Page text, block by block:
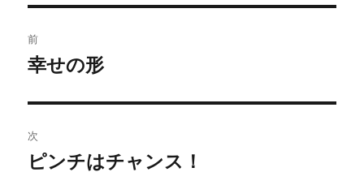
稿
ビ
ゲ
前
前
投
稿:
幸せの形
次
次
ピンチはチャンス！